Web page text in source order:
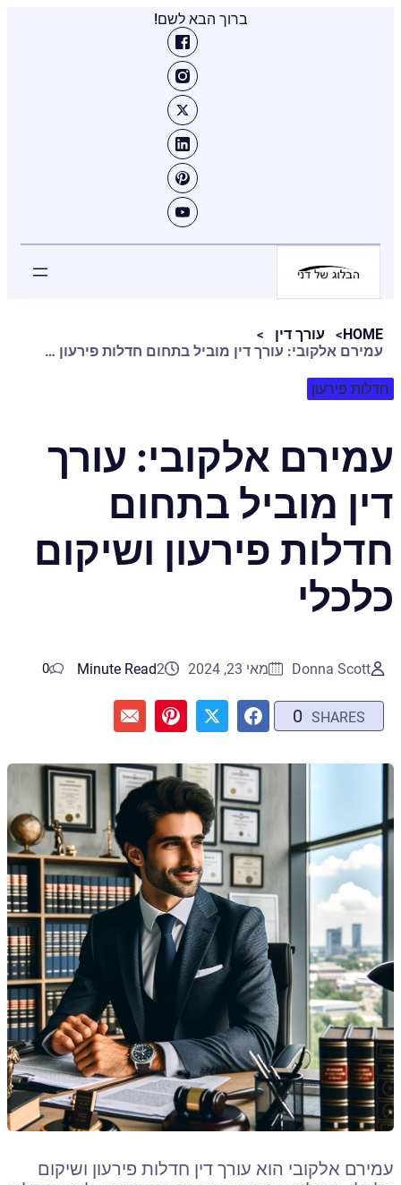
ברוך הבא לשם!
HOME
עורך דין
עמירם אלקובי: עורך דין מוביל בתחום חדלות פירעון ושיקום כלכלי
חדלות פירעון
עמירם אלקובי: עורך
דין מוביל בתחום
חדלות פירעון ושיקום
כלכלי
Donna Scott מאי 23, 2024 2
Minute Read
0
0 SHARES
עמירם אלקובי הוא עורך דין חדלות פירעון ושיקום